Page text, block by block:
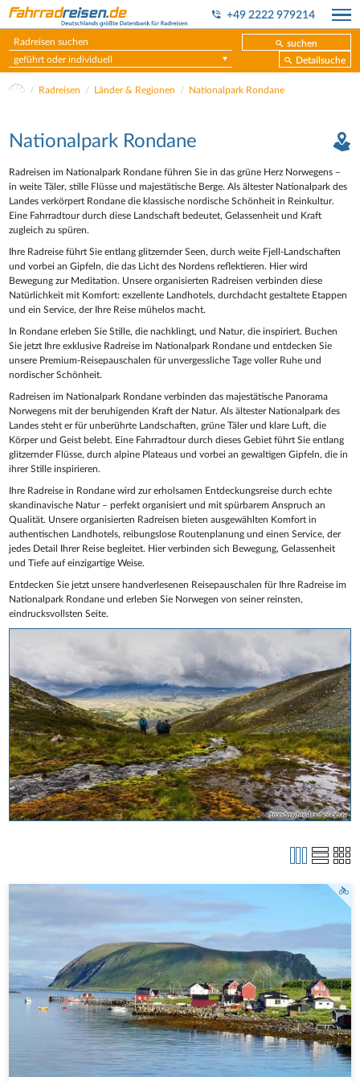
+49 2222 979214
suchen
geführt oder individuell
Detailsuche
Radreisen Länder & Regionen Nationalpark Rondane
trondmyhre4 auf pixabay
Nationalpark Rondane
Radreisen im Nationalpark Rondane führen Sie in das grüne Herz Norwegens –
in weite Täler, stille Flüsse und majestätische Berge. Als ältester Nationalpark des
Landes verkörpert Rondane die klassische nordische Schönheit in Reinkultur.
Eine Fahrradtour durch diese Landschaft bedeutet, Gelassenheit und Kraft
zugleich zu spüren.
Ihre Radreise führt Sie entlang glitzernder Seen, durch weite Fjell-Landschaften
und vorbei an Gipfeln, die das Licht des Nordens reflektieren. Hier wird
Bewegung zur Meditation. Unsere organisierten Radreisen verbinden diese
Natürlichkeit mit Komfort: exzellente Landhotels, durchdacht gestaltete Etappen
und ein Service, der Ihre Reise mühelos macht.
In Rondane erleben Sie Stille, die nachklingt, und Natur, die inspiriert. Buchen
Sie jetzt Ihre exklusive Radreise im Nationalpark Rondane und entdecken Sie
unsere Premium-Reisepauschalen für unvergessliche Tage voller Ruhe und
nordischer Schönheit.
Radreisen im Nationalpark Rondane verbinden das majestätische Panorama
Norwegens mit der beruhigenden Kraft der Natur. Als ältester Nationalpark des
Landes steht er für unberührte Landschaften, grüne Täler und klare Luft, die
Körper und Geist belebt. Eine Fahrradtour durch dieses Gebiet führt Sie entlang
glitzernder Flüsse, durch alpine Plateaus und vorbei an gewaltigen Gipfeln, die in
ihrer Stille inspirieren.
Ihre Radreise in Rondane wird zur erholsamen Entdeckungsreise durch echte
skandinavische Natur – perfekt organisiert und mit spürbarem Anspruch an
Qualität. Unsere organisierten Radreisen bieten ausgewählten Komfort in
authentischen Landhotels, reibungslose Routenplanung und einen Service, der
jedes Detail Ihrer Reise begleitet. Hier verbinden sich Bewegung, Gelassenheit
und Tiefe auf einzigartige Weise.
Entdecken Sie jetzt unsere handverlesenen Reisepauschalen für Ihre Radreise im
Nationalpark Rondane und erleben Sie Norwegen von seiner reinsten,
eindrucksvollsten Seite.